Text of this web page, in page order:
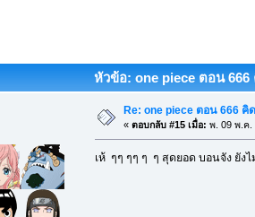
หัวข้อ: one piece ตอน 666
Re: one piece ตอน 666 คิ
« ตอบกลับ #15 เมื่อ: พ. 09 พ.ค.
เห้ ๆๆ ๆๆ ๆ ๆ สุดยอด บอนจัง ยังไ